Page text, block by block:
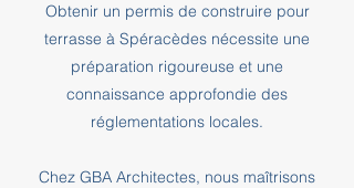
Obtenir un permis de construire pour
terrasse à Spéracèdes nécessite une
préparation rigoureuse et une
connaissance approfondie des
réglementations locales.
Chez GBA Architectes, nous maîtrisons